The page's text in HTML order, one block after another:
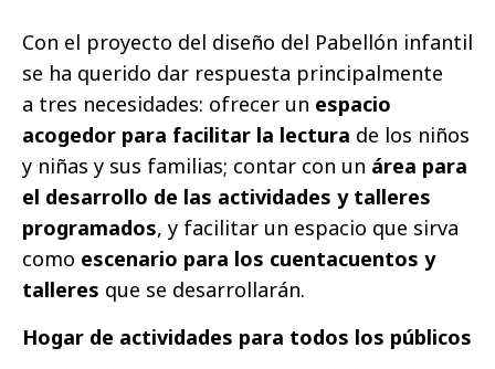
Con el proyecto del diseño del Pabellón infantil
se ha querido dar respuesta principalmente
a tres necesidades: ofrecer un espacio
acogedor para facilitar la lectura de los niños
y niñas y sus familias; contar con un área para
el desarrollo de las actividades y talleres
programados, y facilitar un espacio que sirva
como escenario para los cuentacuentos y
talleres que se desarrollarán.
Hogar de actividades para todos los públicos